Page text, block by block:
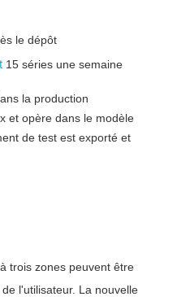
le dépôt
15 séries une semaine
la production
et opère dans le modèle
de test est exporté et
trois zones peuvent être
l'utilisateur. La nouvelle